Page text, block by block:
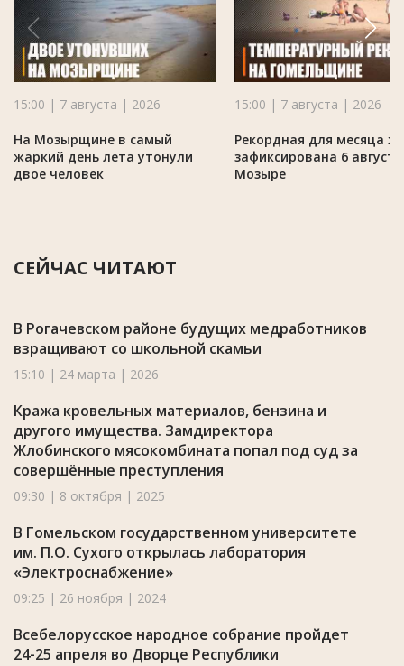
15:00 | 7 августа | 2026
На Мозырщине в самый
жаркий день лета утонули
двое человек
15:00 | 7 августа | 2026
Рекордная для месяца
зафиксирована 6
Мозыре
СЕЙЧАС ЧИТАЮТ
В Рогачевском районе будущих медработников
взращивают со школьной скамьи
15:10 | 24 марта | 2026
Кража кровельных материалов, бензина и
другого имущества. Замдиректора
Жлобинского мясокомбината попал под суд за
совершённые преступления
09:30 | 8 октября | 2025
В Гомельском государственном университете
им. П.О. Сухого открылась лаборатория
«Электроснабжение»
09:25 | 26 ноября | 2024
Всебелорусское народное собрание пройдет
24-25 апреля во Дворце Республики